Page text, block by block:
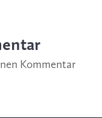
Kommentar